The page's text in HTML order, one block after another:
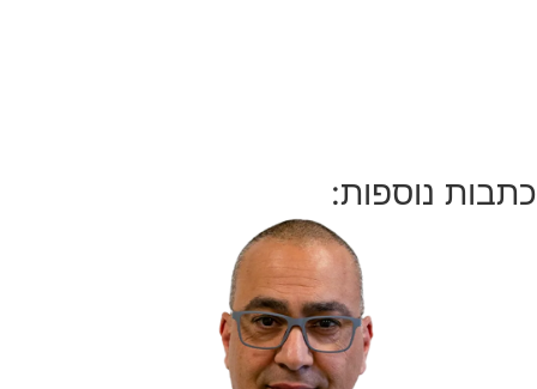
כתבות נוספות: